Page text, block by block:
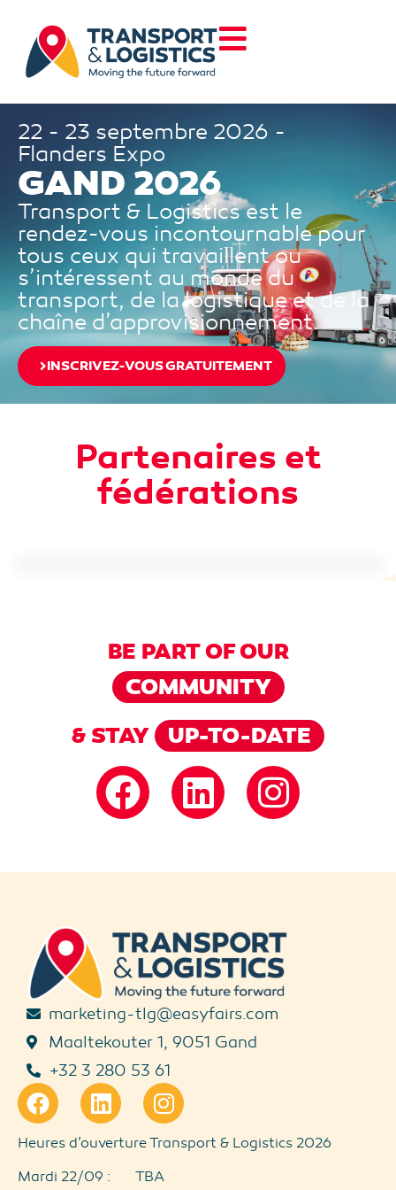
22 - 23 septembre 2026 -
Flanders Expo
GAND 2026
Transport & Logistics est le
rendez-vous incontournable pour
tous ceux qui travaillent ou
s’intéressent au monde du
transport, de la logistique et de la
chaîne d’approvisionnement.
INSCRIVEZ-VOUS GRATUITEMENT
Partenaires et
fédérations
BE PART OF OUR
COMMUNITY
& STAY
UP-TO-DATE
marketing-tlg@easyfairs.com
Maaltekouter 1, 9051 Gand
+32 3 280 53 61
Heures d’ouverture Transport & Logistics 2026
Mardi 22/09 : TBA